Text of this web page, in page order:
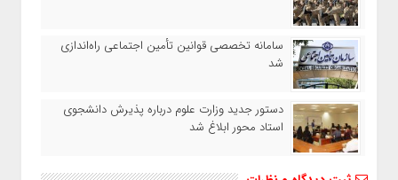
سامانه تخصصی قوانین تأمین اجتماعی راه‌اندازی
شد
دستور جدید وزارت علوم درباره پذیرش دانشجوی
استاد محور ابلاغ شد